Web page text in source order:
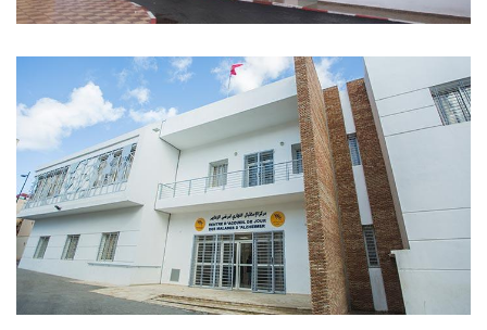
Centro De Asistencia Sanitaria Primaria
De Bouknadel